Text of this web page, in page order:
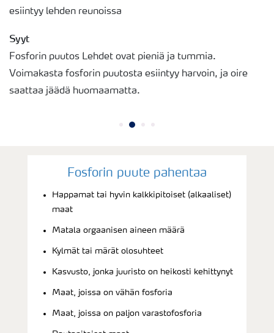
esiintyy lehden reunoissa
Syyt
Fosforin puutos Lehdet ovat pieniä ja tummia.
Voimakasta fosforin puutosta esiintyy harvoin, ja oire
saattaa jäädä huomaamatta.
Fosforin puute pahentaa
Happamat tai hyvin kalkkipitoiset (alkaaliset)
maat
Matala orgaanisen aineen määrä
Kylmät tai märät olosuhteet
Kasvusto, jonka juuristo on heikosti kehittynyt
Maat, joissa on vähän fosforia
Maat, joissa on paljon varastofosforia